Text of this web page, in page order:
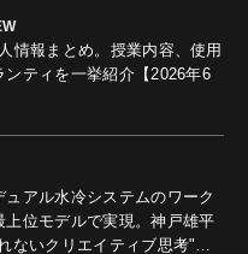
情報まとめ。授業内容、使用
ンティを一挙紹介【2026年6
ュアル水冷システムのワーク
上位モデルで実現。神戸雄平
ないクリエイティブ思考"｜